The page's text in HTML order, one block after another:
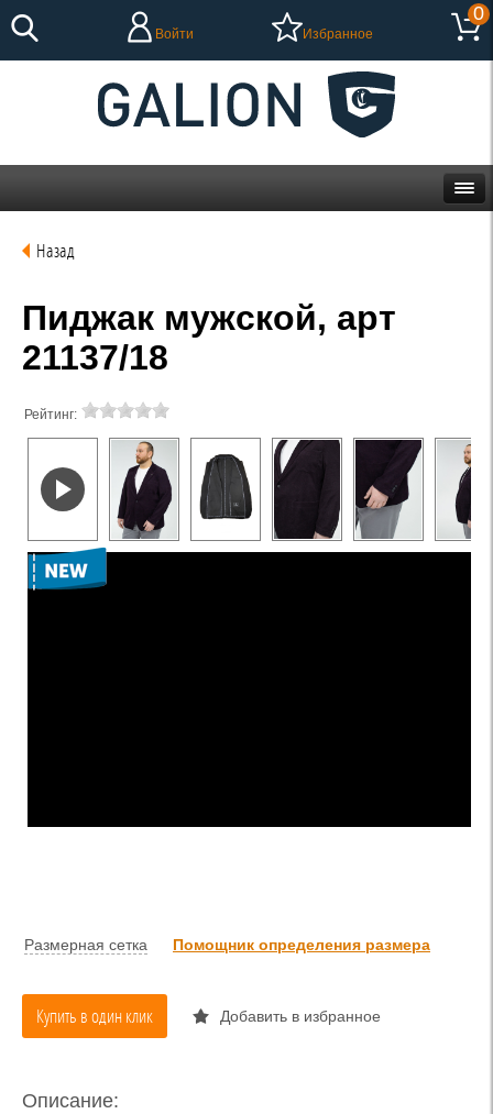
Войти Избранное
0
Назад
Пиджак мужской, арт
21137/18
Рейтинг:
Размерная сетка Помощник определения размера
Купить в один клик Добавить в избранное
Описание: